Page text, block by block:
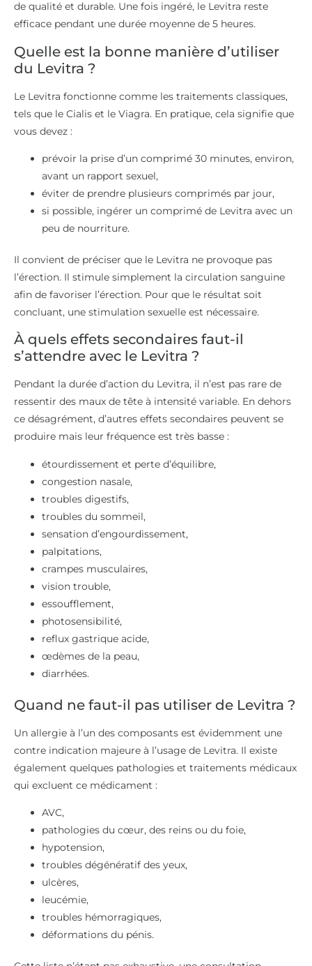
de qualité et durable. Une fois ingéré, le Levitra reste
efficace pendant une durée moyenne de 5 heures.
Quelle est la bonne manière d’utiliser
du Levitra ?
Le Levitra fonctionne comme les traitements classiques,
tels que le Cialis et le Viagra. En pratique, cela signifie que
vous devez :
prévoir la prise d’un comprimé 30 minutes, environ,
avant un rapport sexuel,
éviter de prendre plusieurs comprimés par jour,
si possible, ingérer un comprimé de Levitra avec un
peu de nourriture.
Il convient de préciser que le Levitra ne provoque pas
l’érection. Il stimule simplement la circulation sanguine
afin de favoriser l’érection. Pour que le résultat soit
concluant, une stimulation sexuelle est nécessaire.
À quels effets secondaires faut-il
s’attendre avec le Levitra ?
Pendant la durée d’action du Levitra, il n’est pas rare de
ressentir des maux de tête à intensité variable. En dehors
ce désagrément, d’autres effets secondaires peuvent se
produire mais leur fréquence est très basse :
étourdissement et perte d’équilibre,
congestion nasale,
troubles digestifs,
troubles du sommeil,
sensation d’engourdissement,
palpitations,
crampes musculaires,
vision trouble,
essoufflement,
photosensibilité,
reflux gastrique acide,
œdèmes de la peau,
diarrhées.
Quand ne faut-il pas utiliser de Levitra ?
Un allergie à l’un des composants est évidemment une
contre indication majeure à l’usage de Levitra. Il existe
également quelques pathologies et traitements médicaux
qui excluent ce médicament :
AVC,
pathologies du cœur, des reins ou du foie,
hypotension,
troubles dégénératif des yeux,
ulcères,
leucémie,
troubles hémorragiques,
déformations du pénis.